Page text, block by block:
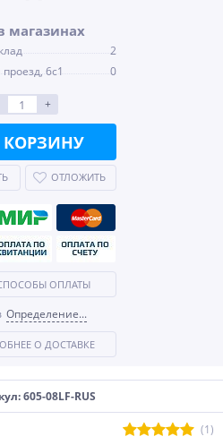
605-08LF-RUS
(1)
магазинах
2
6с1
0
+
КОРЗИНУ
ОТЛОЖИТЬ
ОПЛАТЫ
Определение...
О ДОСТАВКЕ